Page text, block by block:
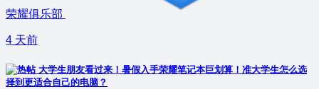
荣耀俱乐部
4 天前
大学生朋友看过来！暑假入手荣耀笔记本巨划算！准大学生怎么选
择到更适合自己的电脑？